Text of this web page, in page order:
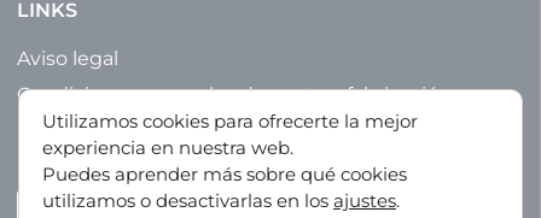
LINKS
Aviso legal
Condiciones generales de venta y fabricación
Política de privacidad
Mapa del sitio
LinkedIn
Utilizamos cookies para ofrecerte la mejor
experiencia en nuestra web.
Puedes aprender más sobre qué cookies
utilizamos o desactivarlas en los ajustes.